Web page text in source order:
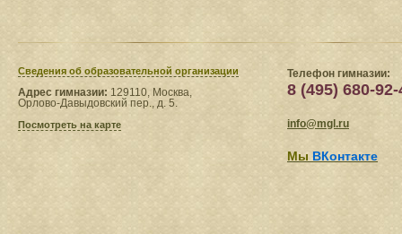
Сведения​ об образовательной организации
Адрес гимназии: 129110, Москва,
Орлово-Давыдовский пер., д. 5.
Посмотреть на карте
Телефон гимназии:
8 (495) 680-92-
info@mgl.ru
Мы ВКонтакте